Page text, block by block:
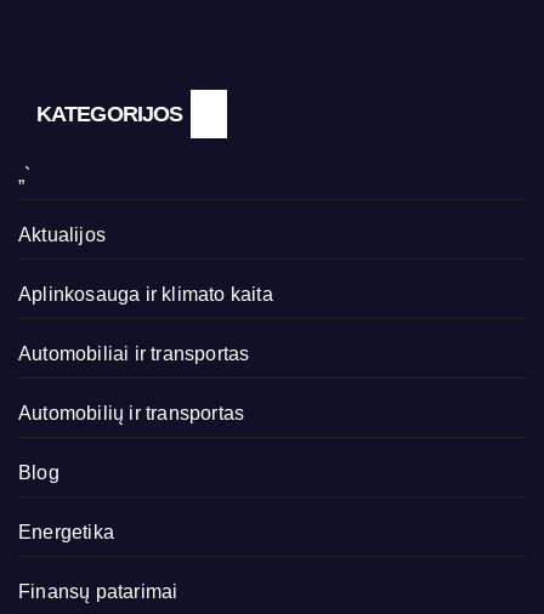
KATEGORIJOS
„`
Aktualijos
Aplinkosauga ir klimato kaita
Automobiliai ir transportas
Automobilių ir transportas
Blog
Energetika
Finansų patarimai